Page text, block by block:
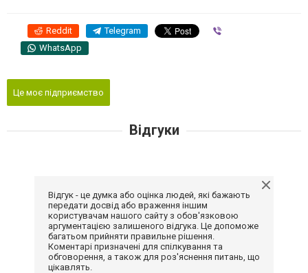
Reddit Telegram
WhatsApp
Це моє підприємство
Відгуки
Відгук - це думка або оцінка людей, які бажають
передати досвід або враження іншим
користувачам нашого сайту з обов'язковою
аргументацією залишеного відгука. Це допоможе
багатьом прийняти правильне рішення.
Коментарі призначені для спілкування та
обговорення, а також для роз'яснення питань, що
цікавлять.